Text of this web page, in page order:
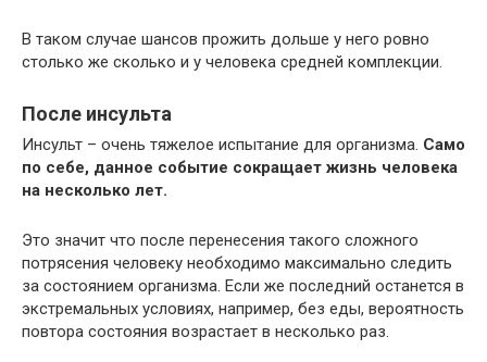
В таком случае шансов прожить дольше у него ровно
столько же сколько и у человека средней комплекции.
После инсульта
Инсульт – очень тяжелое испытание для организма. Само
по себе, данное событие сокращает жизнь человека
на несколько лет.
Это значит что после перенесения такого сложного
потрясения человеку необходимо максимально следить
за состоянием организма. Если же последний останется в
экстремальных условиях, например, без еды, вероятность
повтора состояния возрастает в несколько раз.